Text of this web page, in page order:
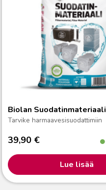
Biolan Suodatinmateriaali
Tarvike harmaavesisuodattimiin
39,90 €
Lue lisää